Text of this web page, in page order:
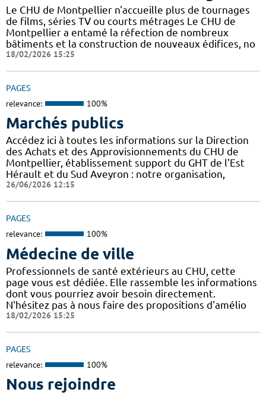
Le CHU de Montpellier n'accueille plus de tournages
de films, séries TV ou courts métrages Le CHU de
Montpellier a entamé la réfection de nombreux
bâtiments et la construction de nouveaux édifices, no
18/02/2026 15:25
PAGES
relevance: 100%
Marchés publics
Accédez ici à toutes les informations sur la Direction
des Achats et des Approvisionnements du CHU de
Montpellier, établissement support du GHT de l'Est
Hérault et du Sud Aveyron : notre organisation,
26/06/2026 12:15
PAGES
relevance: 100%
Médecine de ville
Professionnels de santé extérieurs au CHU, cette
page vous est dédiée. Elle rassemble les informations
dont vous pourriez avoir besoin directement.
N'hésitez pas à nous faire des propositions d'amélio
18/02/2026 15:25
PAGES
relevance: 100%
Nous rejoindre